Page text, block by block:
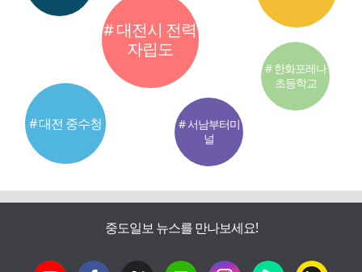
# 대전시 전력
자립도
# 대전 중수청
# 서남부터미
널
# 한화포레나
초등학교
중도일보 뉴스를 만나보세요!